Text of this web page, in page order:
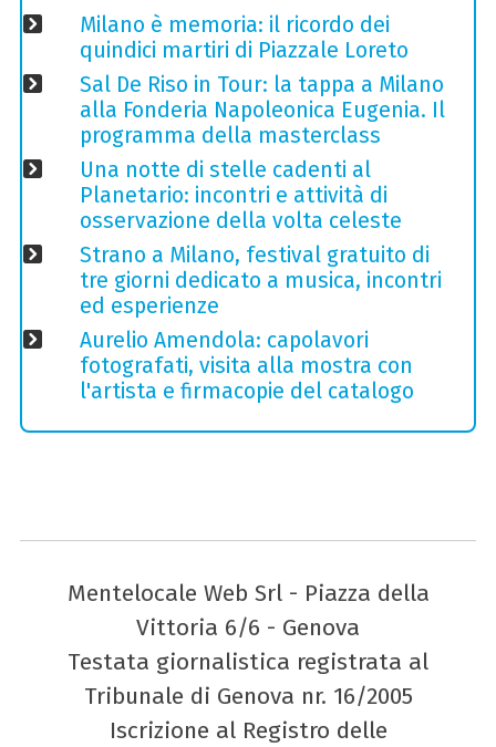
Milano è memoria: il ricordo dei
quindici martiri di Piazzale Loreto
Sal De Riso in Tour: la tappa a Milano
alla Fonderia Napoleonica Eugenia. Il
programma della masterclass
Una notte di stelle cadenti al
Planetario: incontri e attività di
osservazione della volta celeste
Strano a Milano, festival gratuito di
tre giorni dedicato a musica, incontri
ed esperienze
Aurelio Amendola: capolavori
fotografati, visita alla mostra con
l'artista e firmacopie del catalogo
Mentelocale Web Srl - Piazza della
Vittoria 6/6 - Genova
Testata giornalistica registrata al
Tribunale di Genova nr. 16/2005
Iscrizione al Registro delle